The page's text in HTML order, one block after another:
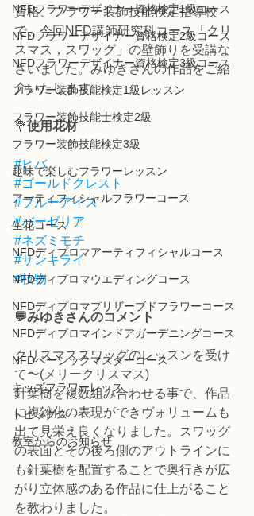
NFDフラワーデザイナー資格検定1級コース
NFDフラワーデザイナー資格検定2級コース
NFDフラワーデザイナー資格検定3級コース
フラワー装飾技能検定1級レッスン
フラワー装飾技能士検定2級
フラワー装飾技能検定3級
趣味で楽しむフラワーレッスン
アーティフィシャルフラワーコース
生花コース
NFDディプロマアーティフィシャルコース
NFDディプロマウエディングコース
NFDディプロマプリザーブドフラワーコース
NFDディプロマインドアガーデニングコース
NFDベーシックマスターコース
キッズフラワーレッス
トピックス
教室からのお知らせ
資格、フラワー装飾技能検定指導校
で、今回NFD講師研究科コース「クリ
スマス，スワッグ」の壁飾りを受講な
さいました。みゆきさんの作品をご紹
介いたします。
💐使用花材
#ヒバ
#ゴールドクレスト
#ブルーアイス
#バーゼリア
#ネズミモチ
#サンキライ
#枝物
💬みゆきさんのコメント
クリスマススワッグのレッスンを受け
て〜(メリークリスマス)
針葉樹を複数組み合わせる事で、作品
に複雑化の表現ができヴォリュームも
出て見栄え良くなりました。スワッグ
の表面とその後ろ側のアウトラインに
も針葉樹を配置することで奥行きが広
がり立体感のある作品に仕上がること
を教わりました。